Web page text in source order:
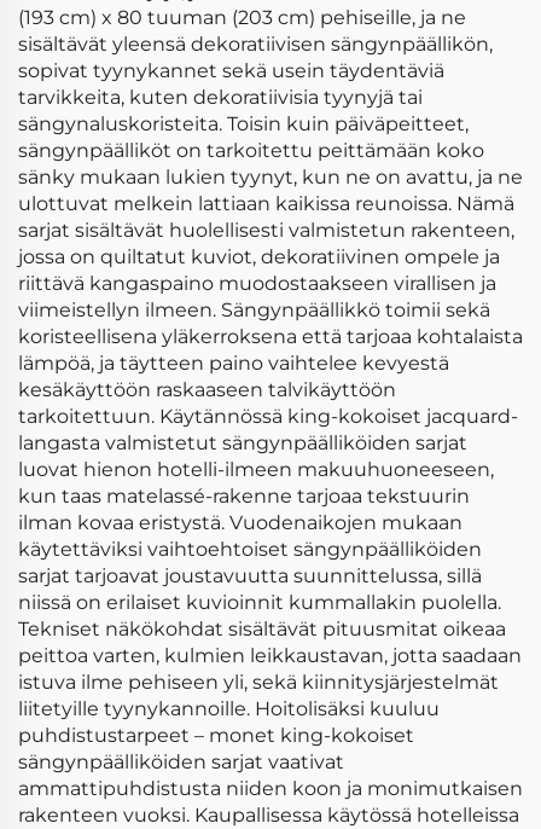
(193 cm) x 80 tuuman (203 cm) pehiseille, ja ne
sisältävät yleensä dekoratiivisen sängynpäällikön,
sopivat tyynykannet sekä usein täydentäviä
tarvikkeita, kuten dekoratiivisia tyynyjä tai
sängynaluskoristeita. Toisin kuin päiväpeitteet,
sängynpäälliköt on tarkoitettu peittämään koko
sänky mukaan lukien tyynyt, kun ne on avattu, ja ne
ulottuvat melkein lattiaan kaikissa reunoissa. Nämä
sarjat sisältävät huolellisesti valmistetun rakenteen,
jossa on quiltatut kuviot, dekoratiivinen ompele ja
riittävä kangaspaino muodostaakseen virallisen ja
viimeistellyn ilmeen. Sängynpäällikkö toimii sekä
koristeellisena yläkerroksena että tarjoaa kohtalaista
lämpöä, ja täytteen paino vaihtelee kevyestä
kesäkäyttöön raskaaseen talvikäyttöön
tarkoitettuun. Käytännössä king-kokoiset jacquard-
langasta valmistetut sängynpäälliköiden sarjat
luovat hienon hotelli-ilmeen makuuhuoneeseen,
kun taas matelassé-rakenne tarjoaa tekstuurin
ilman kovaa eristystä. Vuodenaikojen mukaan
käytettäviksi vaihtoehtoiset sängynpäälliköiden
sarjat tarjoavat joustavuutta suunnittelussa, sillä
niissä on erilaiset kuvioinnit kummallakin puolella.
Tekniset näkökohdat sisältävät pituusmitat oikeaa
peittoa varten, kulmien leikkaustavan, jotta saadaan
istuva ilme pehiseen yli, sekä kiinnitysjärjestelmät
liitetyille tyynykannoille. Hoitolisäksi kuuluu
puhdistustarpeet – monet king-kokoiset
sängynpäälliköiden sarjat vaativat
ammattipuhdistusta niiden koon ja monimutkaisen
rakenteen vuoksi. Kaupallisessa käytössä hotelleissa